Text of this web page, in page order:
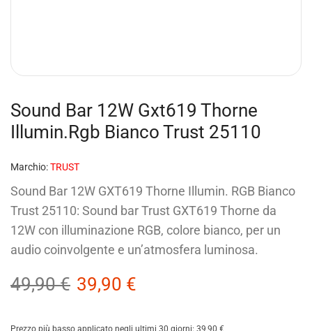
Sound Bar 12W Gxt619 Thorne
Illumin.Rgb Bianco Trust 25110
Marchio:TRUST
Sound Bar 12W GXT619 Thorne Illumin. RGB Bianco
Trust 25110: Sound bar Trust GXT619 Thorne da
12W con illuminazione RGB, colore bianco, per un
audio coinvolgente e un’atmosfera luminosa.
49,90€ 39,90 €
Prezzo più basso applicato negli ultimi 30 giorni: 39,90 €